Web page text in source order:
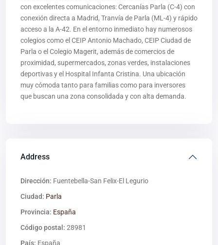
con excelentes comunicaciones: Cercanías Parla (C-4) con
conexión directa a Madrid, Tranvía de Parla (ML-4) y rápido
acceso a la A-42. En el entorno inmediato hay numerosos
colegios como el CEIP Antonio Machado, CEIP Ciudad de
Parla o el Colegio Magerit, además de comercios de
proximidad, supermercados, zonas verdes, instalaciones
deportivas y el Hospital Infanta Cristina. Una ubicación
muy cómoda tanto para familias como para inversores
que buscan una zona consolidada y con alta demanda.
Address
Dirección: Fuentebella-San Felix-El Legurio
Ciudad: Parla
Provincia: España
Código postal: 28981
País: España